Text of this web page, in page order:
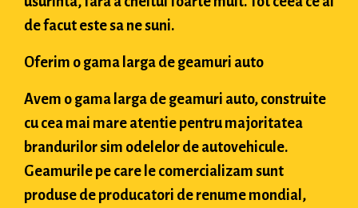
de facut este sa ne suni.
Oferim o gama larga de geamuri auto
Avem o gama larga de geamuri auto, construite
cu cea mai mare atentie pentru majoritatea
brandurilor sim odelelor de autovehicule.
Geamurile pe care le comercializam sunt
produse de producatori de renume mondial,